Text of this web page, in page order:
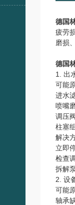
德国
疲劳
磨损
德国
1. 出
可能
进水
喷嘴
调压
柱塞
解决
立即
检查
拆解
2. 设
可能
轴承